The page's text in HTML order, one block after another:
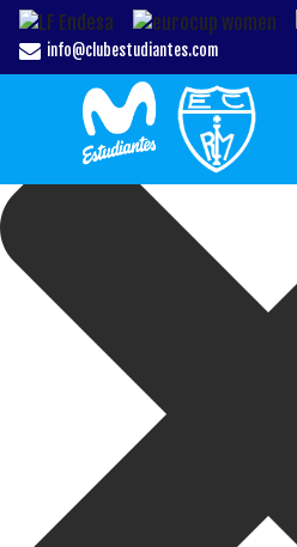
Gestionar el Consentimiento de las
info@clubestudiantes.com